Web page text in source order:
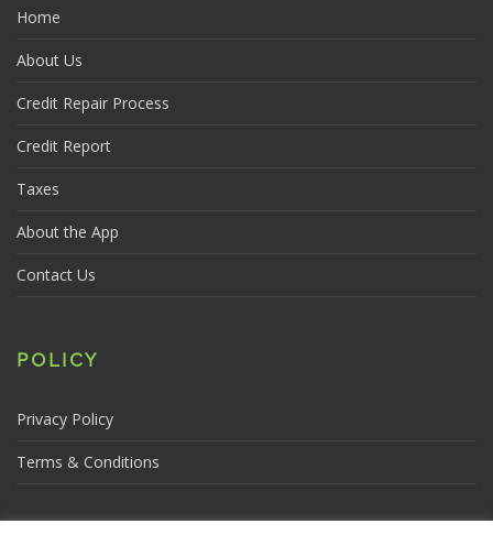
Home
About Us
Credit Repair Process
Credit Report
Taxes
About the App
Contact Us
POLICY
Privacy Policy
Terms & Conditions